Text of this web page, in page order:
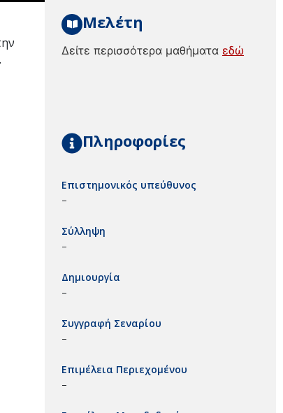
Μελέτη
Δείτε περισσότερα μαθήματα εδώ
Πληροφορίες
Επιστημονικός υπεύθυνος
–
Σύλληψη
–
Δημιουργία
–
Συγγραφή Σεναρίου
–
Επιμέλεια Περιεχομένου
–